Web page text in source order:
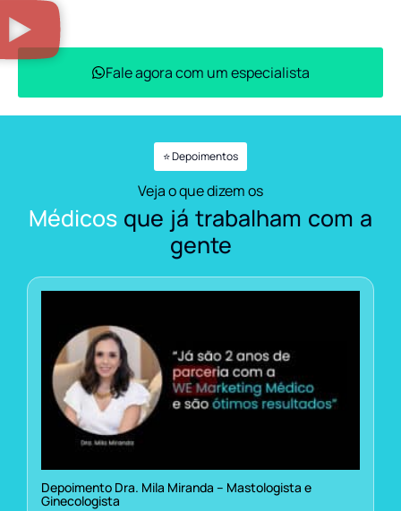
Fale agora com um especialista
⭐ Depoimentos
Veja o que dizem os
Médicos que já trabalham com a
gente
Depoimento Dra. Mila Miranda – Mastologista e
Ginecologista